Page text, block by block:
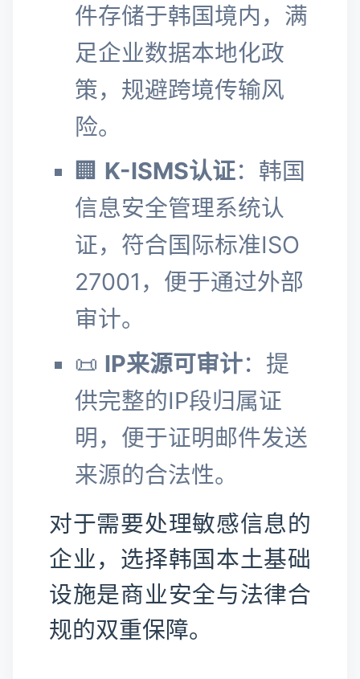
件存储于韩国境内，满
足企业数据本地化政
策，规避跨境传输风
险。
🏢 K-ISMS认证：韩国
信息安全管理系统认
证，符合国际标准ISO
27001，便于通过外部
审计。
📜 IP来源可审计：提
供完整的IP段归属证
明，便于证明邮件发送
来源的合法性。
对于需要处理敏感信息的
企业，选择韩国本土基础
设施是商业安全与法律合
规的双重保障。